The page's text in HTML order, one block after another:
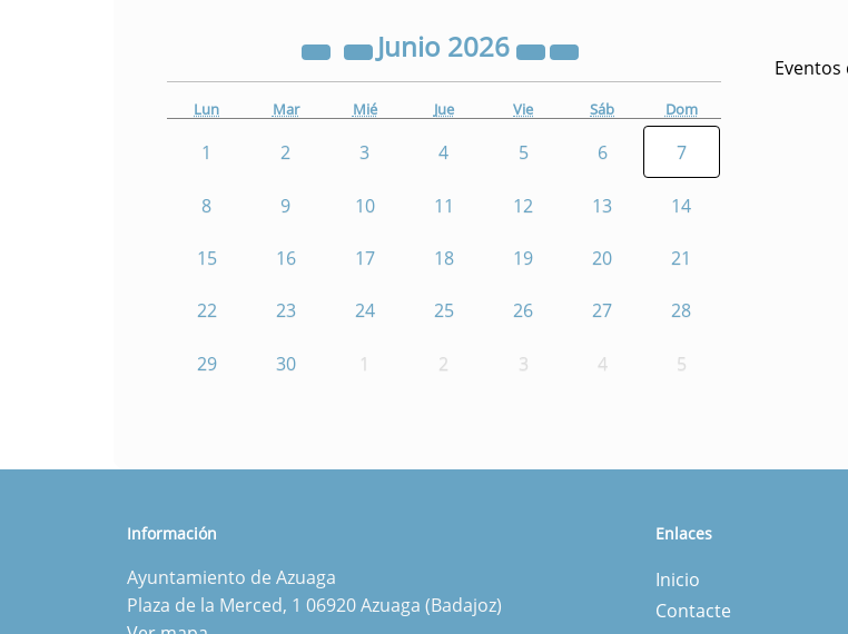
Junio 2026
Lun Mar Mié Jue Vie Sáb Dom
1 2 3 4 5 6 7
8 9 10 11 12 13 14
15 16 17 18 19 20 21
22 23 24 25 26 27 28
29 30 1 2 3 4 5
Información
Ayuntamiento de Azuaga
Plaza de la Merced, 1 06920 Azuaga (Badajoz)
Enlaces
Inicio
Contacte